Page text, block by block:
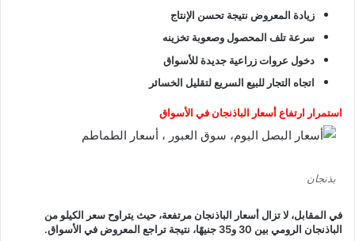
زيادة المعروض نتيجة تحسن الإنتاج
سرعة تلف المحصول وصعوبة تخزينه
دخول عروات زراعية جديدة للأسواق
اتجاه التجار للبيع السريع لتقليل الخسائر
استمرار ارتفاع أسعار الباذنجان في الأسواق
بذنجان
في المقابل، لا تزال أسعار الباذنجان مرتفعة، حيث يتراوح سعر الكيلو من
الباذنجان الرومي بين 30 و35 جنيهًا، نتيجة تراجع المعروض في الأسواق.